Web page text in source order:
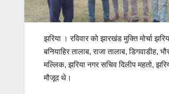
झरिया । रविवार को झारखंड मुक्ति मोर्चा
बनियाहिर तालाब, राजा तालाब,
मल्लिक, झरिया नगर सचिव दिलीप महतो,
मौजूद थे।